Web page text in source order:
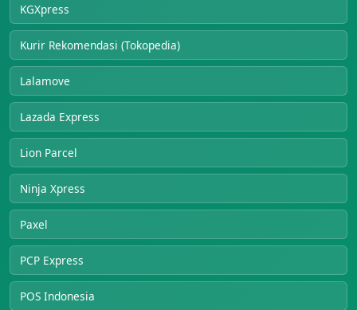
KGXpress
Kurir Rekomendasi (Tokopedia)
Lalamove
Lazada Express
Lion Parcel
Ninja Xpress
Paxel
PCP Express
POS Indonesia